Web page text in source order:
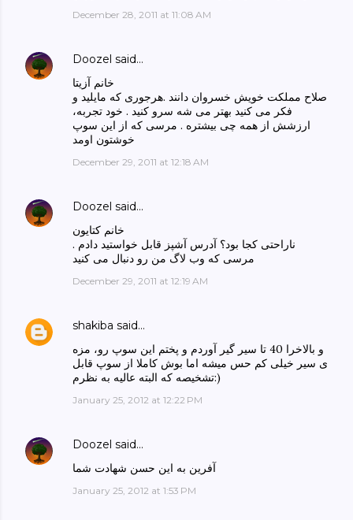
December 28, 2011 at 11:08 AM
Doozel said…
خانم آزیتا
صلاح مملکت خویش خسروان دانند .هرجوری که مایلید و
فکر می کنید بهتر می شه سرو کنید . خود تجربه،
ارزشش از همه چی بیشتره . مرسی که از این سوپ
خوشتون اومد
December 29, 2011 at 12:18 AM
Doozel said…
خانم کتایون
ناراحتی کجا بود؟ آدرس آشپز قابل خواستید دادم .
مرسی که وب لاگ من رو دنبال می کنید
December 29, 2011 at 12:19 AM
shakiba said…
و بالاخرا 40 تا سیر گیر آوردم و پختم این سوپ رو، مزه
ی سیر خیلی کم حس میشه اما بوش کاملا از سوپ قابل
تشخیصه که البته عالیه به نظرم:)
January 25, 2012 at 12:22 PM
Doozel said…
آفرین به این حسن شهادت شما
January 25, 2012 at 1:53 PM